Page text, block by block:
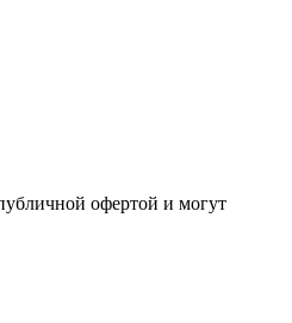
офертой и могут